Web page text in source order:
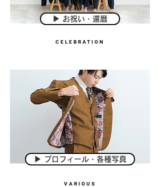
▶︎ お祝い・還暦
CELEBRATION
▶︎ プロフィール・各種写真
VARIOUS